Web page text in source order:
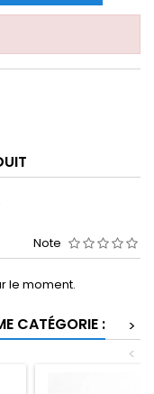
Note
le moment.
CATÉGORIE :
>
<